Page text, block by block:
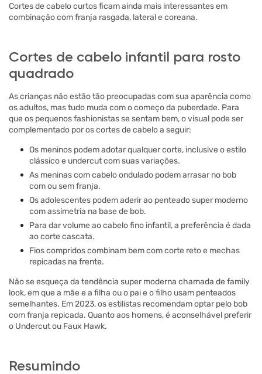
Cortes de cabelo curtos ficam ainda mais interessantes em
combinação com franja rasgada, lateral e coreana.
Cortes de cabelo infantil para rosto
quadrado
As crianças não estão tão preocupadas com sua aparência como
os adultos, mas tudo muda com o começo da puberdade. Para
que os pequenos fashionistas se sentam bem, o visual pode ser
complementado por os cortes de cabelo a seguir:
Os meninos podem adotar qualquer corte, inclusive o estilo
clássico e undercut com suas variações.
As meninas com cabelo ondulado podem arrasar no bob
com ou sem franja.
Os adolescentes podem aderir ao penteado super moderno
com assimetria na base de bob.
Para dar volume ao cabelo fino infantil, a preferência é dada
ao corte cascata.
Fios compridos combinam bem com corte reto e mechas
repicadas na frente.
Não se esqueça da tendência super moderna chamada de family
look, em que a mãe e a filha ou o pai e o filho usam penteados
semelhantes. Em 2023, os estilistas recomendam optar pelo bob
com franja repicada. Quanto aos homens, é aconselhável preferir
o Undercut ou Faux Hawk.
Resumindo